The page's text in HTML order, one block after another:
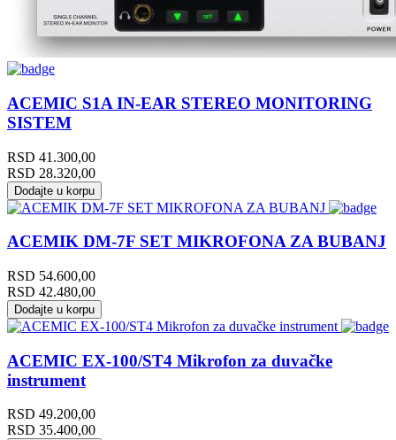
ACEMIC S1A IN-EAR STEREO MONITORING
SISTEM
RSD 41.300,00
RSD 28.320,00
Dodajte u korpu
ACEMIK DM-7F SET MIKROFONA ZA BUBANJ
RSD 54.600,00
RSD 42.480,00
Dodajte u korpu
ACEMIC EX-100/ST4 Mikrofon za duvačke
instrument
RSD 49.200,00
RSD 35.400,00